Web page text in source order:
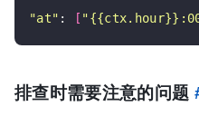
"at" : [
排查时需要注意的问题